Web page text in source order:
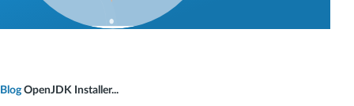
BlogOpenJDK Installer...